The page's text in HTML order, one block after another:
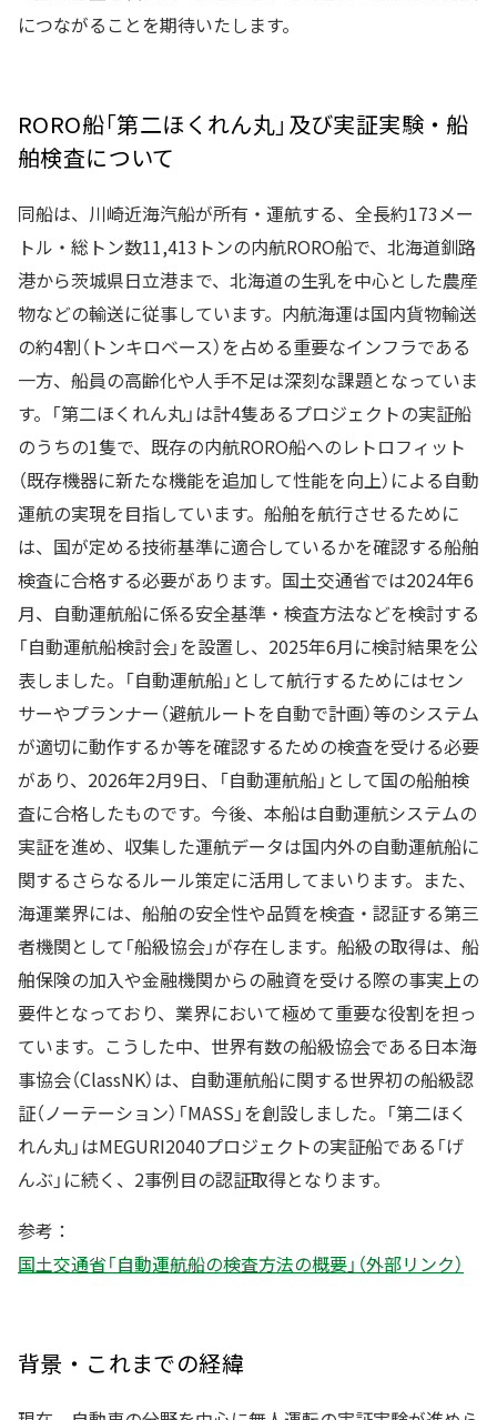
につながることを期待いたします。
RORO船「第二ほくれん丸」及び実証実験・船
舶検査について
同船は、川崎近海汽船が所有・運航する、全長約173メー
トル・総トン数11,413トンの内航RORO船で、北海道釧路
港から茨城県日立港まで、北海道の生乳を中心とした農産
物などの輸送に従事しています。内航海運は国内貨物輸送
の約4割（トンキロベース）を占める重要なインフラである
一方、船員の高齢化や人手不足は深刻な課題となっていま
す。「第二ほくれん丸」は計4隻あるプロジェクトの実証船
のうちの1隻で、既存の内航RORO船へのレトロフィット
（既存機器に新たな機能を追加して性能を向上）による自動
運航の実現を目指しています。船舶を航行させるために
は、国が定める技術基準に適合しているかを確認する船舶
検査に合格する必要があります。国土交通省では2024年6
月、自動運航船に係る安全基準・検査方法などを検討する
「自動運航船検討会」を設置し、2025年6月に検討結果を公
表しました。「自動運航船」として航行するためにはセン
サーやプランナー（避航ルートを自動で計画）等のシステム
が適切に動作するか等を確認するための検査を受ける必要
があり、2026年2月9日、「自動運航船」として国の船舶検
査に合格したものです。今後、本船は自動運航システムの
実証を進め、収集した運航データは国内外の自動運航船に
関するさらなるルール策定に活用してまいります。また、
海運業界には、船舶の安全性や品質を検査・認証する第三
者機関として「船級協会」が存在します。船級の取得は、船
舶保険の加入や金融機関からの融資を受ける際の事実上の
要件となっており、業界において極めて重要な役割を担っ
ています。こうした中、世界有数の船級協会である日本海
事協会（ClassNK）は、自動運航船に関する世界初の船級認
証（ノーテーション）「MASS」を創設しました。「第二ほく
れん丸」はMEGURI2040プロジェクトの実証船である「げ
んぶ」に続く、2事例目の認証取得となります。
参考：
国土交通省「自動運航船の検査方法の概要」（外部リンク）
背景・これまでの経緯